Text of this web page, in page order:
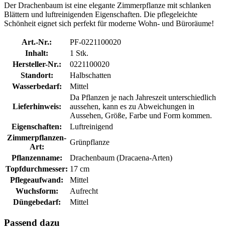
Der Drachenbaum ist eine elegante Zimmerpflanze mit schlanken
Blättern und luftreinigenden Eigenschaften. Die pflegeleichte
Schönheit eignet sich perfekt für moderne Wohn- und Büroräume!
Art.-Nr.:
PF-0221100020
Inhalt:
1 Stk.
Hersteller-Nr.:
0221100020
Standort:
Halbschatten
Wasserbedarf:
Mittel
Lieferhinweis:
Da Pflanzen je nach Jahreszeit unterschiedlich
aussehen, kann es zu Abweichungen in
Aussehen, Größe, Farbe und Form kommen.
Eigenschaften:
Luftreinigend
Zimmerpflanzen-
Art:
Grünpflanze
Pflanzenname:
Drachenbaum (Dracaena-Arten)
Topfdurchmesser: 17 cm
Pflegeaufwand:
Mittel
Wuchsform:
Aufrecht
Düngebedarf:
Mittel
Passend dazu